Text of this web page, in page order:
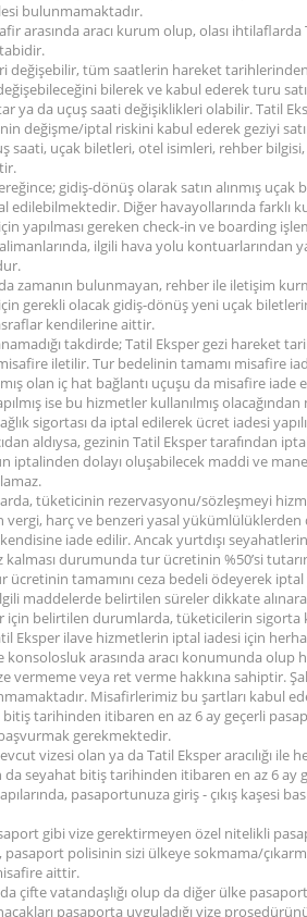
bulunmamaktadır.
arasında aracı kurum olup, olası
değişebilir, tüm saatlerin hareket
bilerek ve kabul ederek turu
ya da uçuş saati değişiklikleri olabilir. Tatil
değişme/iptal riskini kabul ederek geziyi
saati, uçak biletleri, otel isimleri, rehber
gidiş-dönüş olarak satın alınmış
edilebilmektedir. Diğer havayollarında farklı
yapılması gereken check-in ve boarding
ilgili hava yolu kontuarlarından
zamanın bulunmayan, rehber ile iletişim
gerekli olacak gidiş-dönüş yeni uçak
kendilerine aittir.
takdirde; Tatil Eksper gezi hareket
iletilir. Tur bedelinin tamamı misafire
olan iç hat bağlantı uçuşu da misafire
ise bu hizmetler kullanılmış
sigortası da iptal edilerek ücret iadesi
aldıysa, gezinin Tatil Eksper tarafından
iptalinden dolayı oluşabilecek maddi ve
tüketicinin rezervasyonu/sözleşmeyi
harç ve benzeri yasal
iade edilir. Ancak yurtdışı
kalması durumunda tur ücretinin %50’si
ücretinin tamamını ceza bedeli ödeyerek
maddelerde belirtilen süreler dikkate
için belirtilen durumlarda, tüketicilerin sigorta
Eksper ilave hizmetlerin iptal iadesi için
konsolosluk arasında aracı konumunda olup
vermeme veya ret verme hakkına sahiptir.
Misafirlerimiz bu şartları kabul
bitiş tarihinden itibaren en az 6 ay geçerli
gerekmektedir.
vizesi olan ya da Tatil Eksper aracılığı
seyahat bitiş tarihinden itibaren en az 6 ay
pasaportunuza giriş - çıkış kaşesi
gibi vize gerektirmeyen özel nitelikli
pasaport polisinin sizi ülkeye sokmama/
aittir.
çifte vatandaşlığı olup da diğer ülke
pasaporta uyguladığı vize